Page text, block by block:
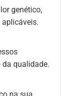
genético,
da qualidade.